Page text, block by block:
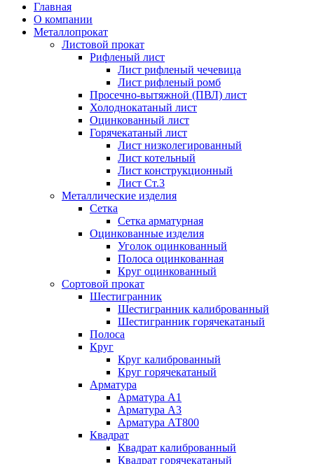
Главная
О компании
Металлопрокат
Листовой прокат
Рифленый лист
Лист рифленый чечевица
Лист рифленый ромб
Просечно-вытяжной (ПВЛ) лист
Холоднокатаный лист
Оцинкованный лист
Горячекатаный лист
Лист низколегированный
Лист котельный
Лист конструкционный
Лист Ст.3
Металлические изделия
Сетка
Сетка арматурная
Оцинкованные изделия
Уголок оцинкованный
Полоса оцинкованная
Круг оцинкованный
Сортовой прокат
Шестигранник
Шестигранник калиброванный
Шестигранник горячекатаный
Полоса
Круг
Круг калиброванный
Круг горячекатаный
Арматура
Арматура А1
Арматура А3
Арматура АТ800
Квадрат
Квадрат калиброванный
Квадрат горячекатаный